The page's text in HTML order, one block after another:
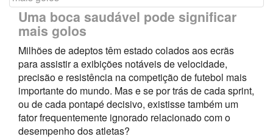
Uma boca saudável pode significar
mais golos
Milhões de adeptos têm estado colados aos ecrãs
para assistir a exibições notáveis de velocidade,
precisão e resistência na competição de futebol mais
importante do mundo. Mas e se por trás de cada sprint,
ou de cada pontapé decisivo, existisse também um
fator frequentemente ignorado relacionado com o
desempenho dos atletas?